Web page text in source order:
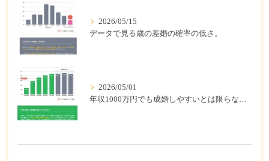
2026/05/15
データで見る歳の差婚の確率の低さ。
2026/05/01
年収1000万円でも成婚しやすいとは限らない? 「年収帯別の成婚率」のリアル